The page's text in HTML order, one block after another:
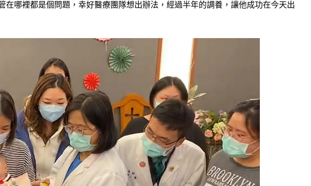
哪裡都是個問題，幸好醫療團隊想出辦法，經過半年的調養，讓他成功在今天出